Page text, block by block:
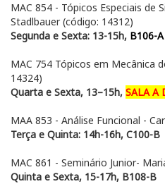
MAC 854 - Tópicos Especiais de
Stadlbauer (código: 14312)
Segunda e Sexta: 13-15h, B106-A
MAC 754 Tópicos em Mecânica
14324)
Quarta e Sexta, 13–15h, SALA A
MAA 853 - Análise Funcional -
Terça e Quinta: 14h-16h, C100-B
MAC 861 - Seminário Junior-
Quinta e Sexta, 15-17h, B108-B